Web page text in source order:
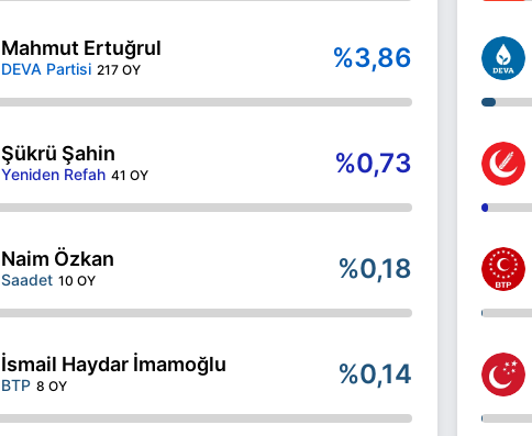
Mahmut Ertuğrul
DEVA Partisi 217 OY %3,86
Şükrü Şahin
Yeniden Refah 41 OY %0,73
Naim Özkan
Saadet 10 OY %0,18
İsmail Haydar İmamoğlu
BTP 8 OY %0,14